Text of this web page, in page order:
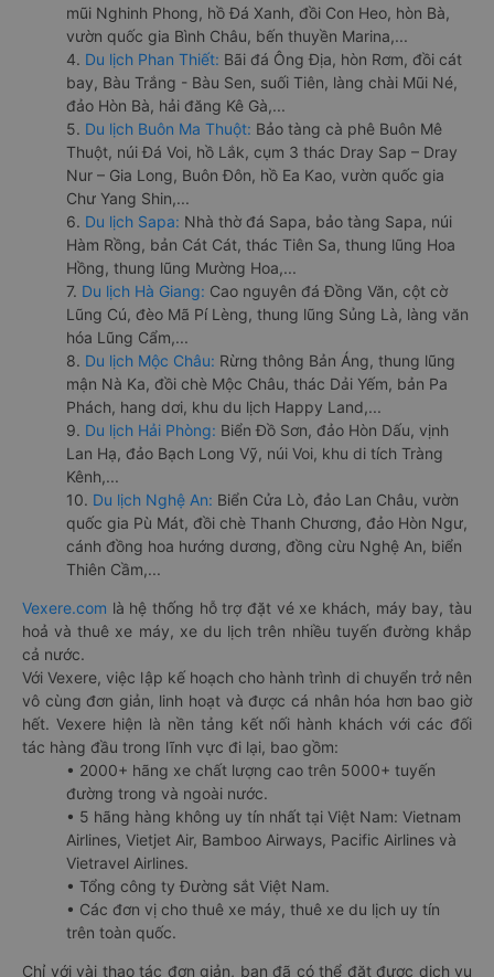
mũi Nghinh Phong, hồ Đá Xanh, đồi Con Heo, hòn Bà,
vườn quốc gia Bình Châu, bến thuyền Marina,...
4. Du lịch Phan Thiết: Bãi đá Ông Địa, hòn Rơm, đồi cát
bay, Bàu Trắng - Bàu Sen, suối Tiên, làng chài Mũi Né,
đảo Hòn Bà, hải đăng Kê Gà,...
5. Du lịch Buôn Ma Thuột: Bảo tàng cà phê Buôn Mê
Thuột, núi Đá Voi, hồ Lắk, cụm 3 thác Dray Sap – Dray
Nur – Gia Long, Buôn Đôn, hồ Ea Kao, vườn quốc gia
Chư Yang Shin,...
6. Du lịch Sapa: Nhà thờ đá Sapa, bảo tàng Sapa, núi
Hàm Rồng, bản Cát Cát, thác Tiên Sa, thung lũng Hoa
Hồng, thung lũng Mường Hoa,...
7. Du lịch Hà Giang: Cao nguyên đá Đồng Văn, cột cờ
Lũng Cú, đèo Mã Pí Lèng, thung lũng Sủng Là, làng văn
hóa Lũng Cẩm,...
8. Du lịch Mộc Châu: Rừng thông Bản Áng, thung lũng
mận Nà Ka, đồi chè Mộc Châu, thác Dải Yếm, bản Pa
Phách, hang dơi, khu du lịch Happy Land,...
9. Du lịch Hải Phòng: Biển Đồ Sơn, đảo Hòn Dấu, vịnh
Lan Hạ, đảo Bạch Long Vỹ, núi Voi, khu di tích Tràng
Kênh,...
10. Du lịch Nghệ An: Biển Cửa Lò, đảo Lan Châu, vườn
quốc gia Pù Mát, đồi chè Thanh Chương, đảo Hòn Ngư,
cánh đồng hoa hướng dương, đồng cừu Nghệ An, biển
Thiên Cầm,...
Vexere.com là hệ thống hỗ trợ đặt vé xe khách, máy bay, tàu
hoả và thuê xe máy, xe du lịch trên nhiều tuyến đường khắp
cả nước.
Với Vexere, việc lập kế hoạch cho hành trình di chuyển trở nên
vô cùng đơn giản, linh hoạt và được cá nhân hóa hơn bao giờ
hết. Vexere hiện là nền tảng kết nối hành khách với các đối
tác hàng đầu trong lĩnh vực đi lại, bao gồm:
• 2000+ hãng xe chất lượng cao trên 5000+ tuyến
đường trong và ngoài nước.
• 5 hãng hàng không uy tín nhất tại Việt Nam: Vietnam
Airlines, Vietjet Air, Bamboo Airways, Pacific Airlines và
Vietravel Airlines.
• Tổng công ty Đường sắt Việt Nam.
• Các đơn vị cho thuê xe máy, thuê xe du lịch uy tín
trên toàn quốc.
Chỉ với vài thao tác đơn giản, bạn đã có thể đặt được dịch vụ